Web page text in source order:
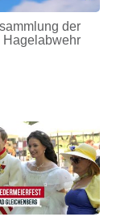
der
Hagelabwehr